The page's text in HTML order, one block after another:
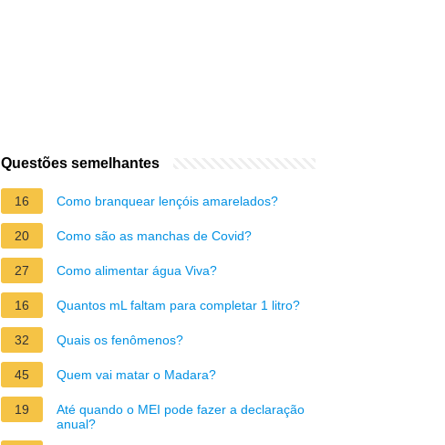
Questões semelhantes
16 Como branquear lençóis amarelados?
20 Como são as manchas de Covid?
27 Como alimentar água Viva?
16 Quantos mL faltam para completar 1 litro?
32 Quais os fenômenos?
45 Quem vai matar o Madara?
19
Até quando o MEI pode fazer a declaração
anual?